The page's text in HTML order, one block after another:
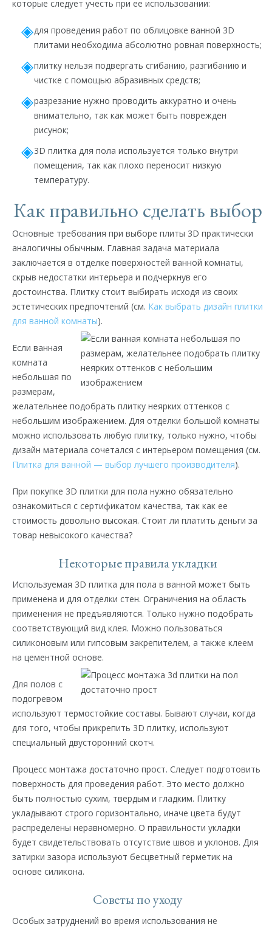
которые следует учесть при ее использовании:
для проведения работ по облицовке ванной 3D
плитами необходима абсолютно ровная поверхность;
плитку нельзя подвергать сгибанию, разгибанию и
чистке с помощью абразивных средств;
разрезание нужно проводить аккуратно и очень
внимательно, так как может быть поврежден
рисунок;
3D плитка для пола используется только внутри
помещения, так как плохо переносит низкую
температуру.
Как правильно сделать выбор
Основные требования при выборе плиты 3D практически
аналогичны обычным. Главная задача материала
заключается в отделке поверхностей ванной комнаты,
скрыв недостатки интерьера и подчеркнув его
достоинства. Плитку стоит выбирать исходя из своих
эстетических предпочтений (см. Как выбрать дизайн плитки
для ванной комнаты).
Если ванная
комната
небольшая по
размерам,
желательнее подобрать плитку неярких оттенков с
небольшим изображением. Для отделки большой комнаты
можно использовать любую плитку, только нужно, чтобы
дизайн материала сочетался с интерьером помещения (см.
Плитка для ванной — выбор лучшего производителя).
При покупке 3D плитки для пола нужно обязательно
ознакомиться с сертификатом качества, так как ее
стоимость довольно высокая. Стоит ли платить деньги за
товар невысокого качества?
Некоторые правила укладки
Используемая 3D плитка для пола в ванной может быть
применена и для отделки стен. Ограничения на область
применения не предъявляются. Только нужно подобрать
соответствующий вид клея. Можно пользоваться
силиконовым или гипсовым закрепителем, а также клеем
на цементной основе.
Для полов с
подогревом
используют термостойкие составы. Бывают случаи, когда
для того, чтобы прикрепить 3D плитку, используют
специальный двусторонний скотч.
Процесс монтажа достаточно прост. Следует подготовить
поверхность для проведения работ. Это место должно
быть полностью сухим, твердым и гладким. Плитку
укладывают строго горизонтально, иначе цвета будут
распределены неравномерно. О правильности укладки
будет свидетельствовать отсутствие швов и уклонов. Для
затирки зазора используют бесцветный герметик на
основе силикона.
Советы по уходу
Особых затруднений во время использования не